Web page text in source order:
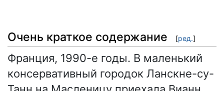
Очень краткое содержание [ред.]
Франция, 1990-е годы. В маленький
консервативный городок Ланскне-су-